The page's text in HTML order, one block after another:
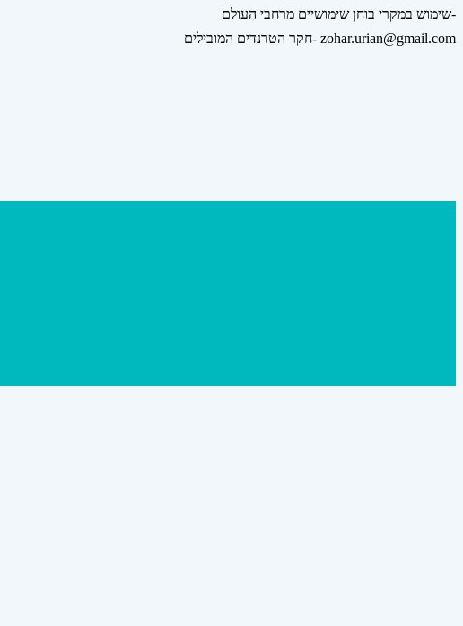
שימוש במקרי בוחן שימושיים מרחבי העולם-
חקר הטרנדים המובילים- zohar.urian@gmail.com